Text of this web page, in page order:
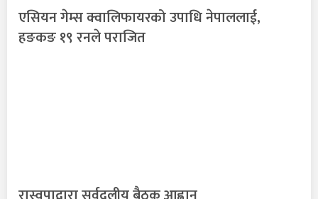
एसियन गेम्स क्वालिफायरको उपाधि नेपाललाई,
हङकङ १९ रनले पराजित